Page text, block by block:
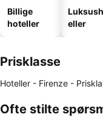
Billige
hoteller
eller
Prisklasse
Hoteller - Firenze -
Ofte stilte